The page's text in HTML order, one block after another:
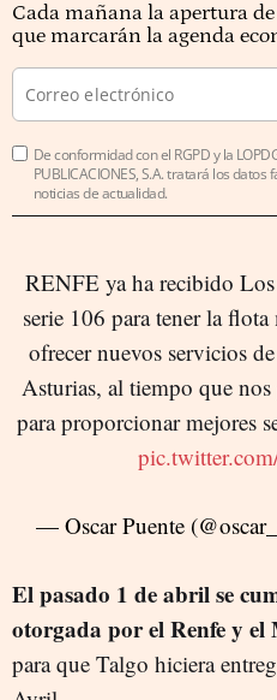
Cada mañana la apertura
que marcarán la agenda
De conformidad con el RGPD y la
PUBLICACIONES, S.A. tratará los
noticias de actualidad.
RENFE ya ha recibido
serie 106 para tener la
ofrecer nuevos servicios
Asturias, al tiempo que
para proporcionar mejores
— Oscar Puente
El pasado 1 de abril se
otorgada por el Renfe y
para que Talgo hiciera